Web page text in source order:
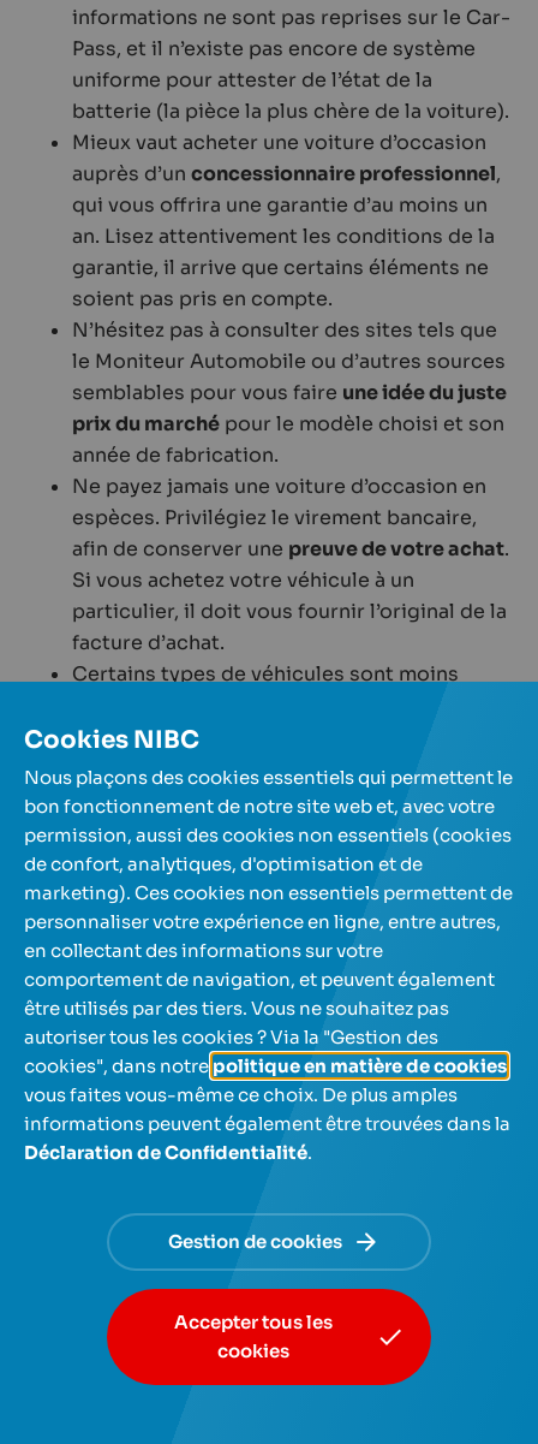
informations ne sont pas reprises sur le Car-
Pass, et il n’existe pas encore de système
uniforme pour attester de l’état de la
batterie (la pièce la plus chère de la voiture).
Mieux vaut acheter une voiture d’occasion
auprès d’un concessionnaire professionnel,
qui vous offrira une garantie d’au moins un
an. Lisez attentivement les conditions de la
garantie, il arrive que certains éléments ne
soient pas pris en compte.
N’hésitez pas à consulter des sites tels que
le Moniteur Automobile ou d’autres sources
semblables pour vous faire une idée du juste
prix du marché pour le modèle choisi et son
année de fabrication.
Ne payez jamais une voiture d’occasion en
espèces. Privilégiez le virement bancaire,
afin de conserver une preuve de votre achat.
Si vous achetez votre véhicule à un
particulier, il doit vous fournir l’original de la
facture d’achat.
Certains types de véhicules sont moins
Les cabriolets, par exemple, sont moins
chers en hiver.
Vous épargnez pour vous acheter
une voiture neuve ou d’occasion ?
Excellente idée ! Découvrez lesdifférents
moyens de faire fructifier votre épargne.
A lire aussi
Cookies NIBC
Nous plaçons des cookies essentiels qui permettent le
bon fonctionnement de notre site web et, avec votre
permission, aussi des cookies non essentiels (cookies
de confort, analytiques, d'optimisation et de
marketing). Ces cookies non essentiels permettent de
personnaliser votre expérience en ligne, entre autres,
en collectant des informations sur votre
comportement de navigation, et peuvent également
être utilisés par des tiers. Vous ne souhaitez pas
autoriser tous les cookies ? Via la "Gestion des
cookies", dans notre politique en matière de cookies
vous faites vous-même ce choix. De plus amples
informations peuvent également être trouvées dans la
Déclaration de Confidentialité.
Gestion de cookies
Accepter tous les
cookies